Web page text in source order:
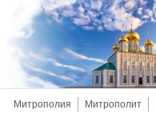
Митрополия Митрополит